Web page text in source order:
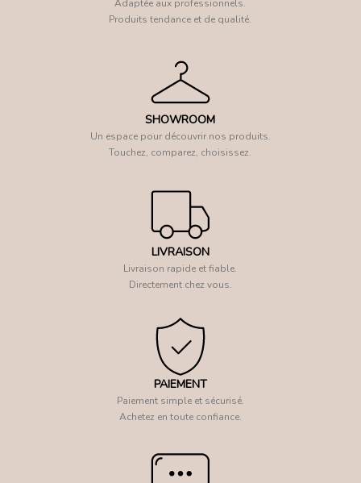
Adaptée aux professionnels.
Produits tendance et de qualité.
SHOWROOM
Un espace pour découvrir nos produits.
Touchez, comparez, choisissez.
LIVRAISON
Livraison rapide et fiable.
Directement chez vous.
PAIEMENT
Paiement simple et sécurisé.
Achetez en toute confiance.